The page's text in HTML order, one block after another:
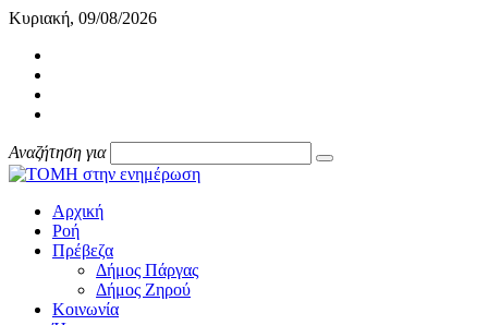
Κυριακή, 09/08/2026
Αναζήτηση για
Αρχική
Ροή
Πρέβεζα
Δήμος Πάργας
Δήμος Ζηρού
Κοινωνία